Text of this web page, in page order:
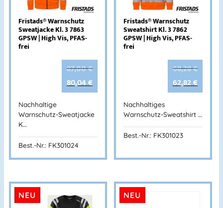
Fristads® Warnschutz
Sweatjacke Kl. 3 7863
GPSW | High Vis, PFAS-
frei
87,00€
80,04€
Nachhaltige
Warnschutz-Sweatjacke
K…
Best.-Nr.: FK301024
Fristads® Warnschutz
Sweatshirt Kl. 3 7862
GPSW | High Vis, PFAS-
frei
68,28€
62,82€
Nachhaltiges
Warnschutz-Sweatshirt …
Best.-Nr.: FK301023
NEU NEU